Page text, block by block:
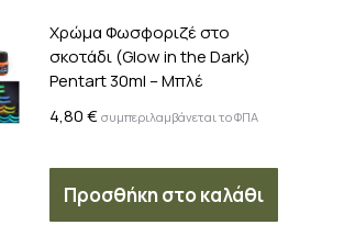
Χρώμα Φωσφοριζέ στο
σκοτάδι (Glow in the Dark)
Pentart 30ml – Μπλέ
4,80€ συμπεριλαμβάνεται το ΦΠΑ
Προσθήκη στο καλάθι